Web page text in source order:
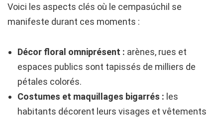
Voici les aspects clés où le cempasúchil se
manifeste durant ces moments :
Décor floral omniprésent : arènes, rues et
espaces publics sont tapissés de milliers de
pétales colorés.
Costumes et maquillages bigarrés : les
habitants décorent leurs visages et vêtements